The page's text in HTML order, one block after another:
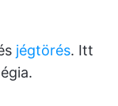
jégtörés. Itt